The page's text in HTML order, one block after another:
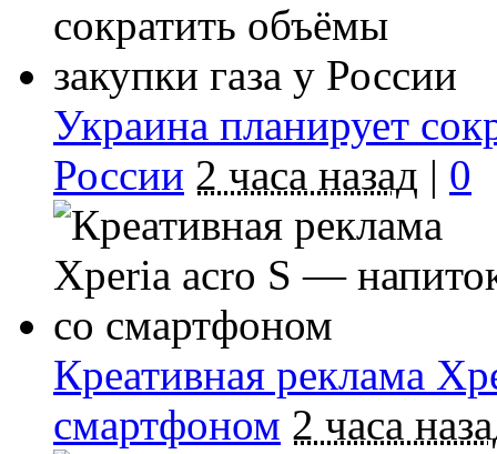
Украина планирует
России 2 часа назад | 0
Креативная реклама
смартфоном 2 часа